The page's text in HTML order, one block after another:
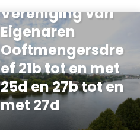
Vereniging van
Eigenaren
Ooftmengersdre
ef 21b tot en met
25d en 27b tot en
met 27d